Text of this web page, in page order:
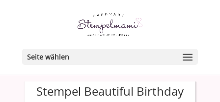
Seite wählen
Stempel Beautiful Birthday